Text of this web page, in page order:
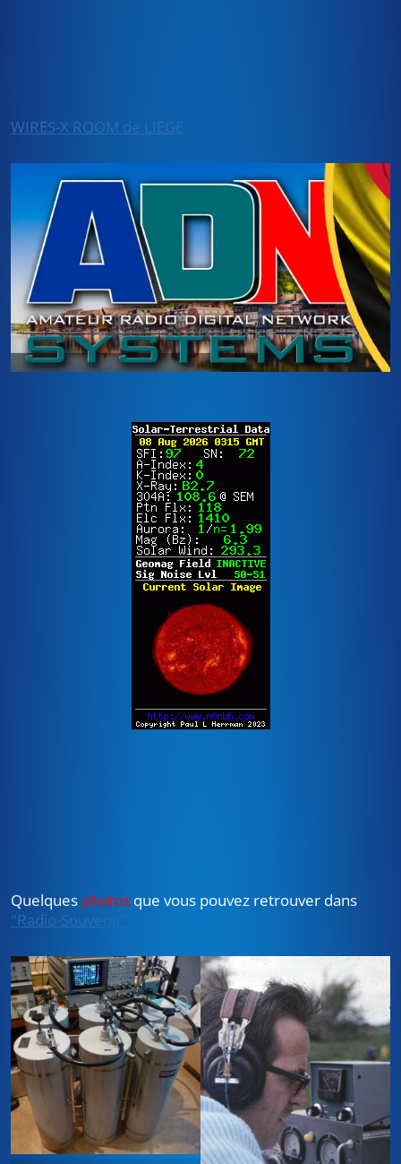
WIRES-X ROOM de LIEGE
Quelques photosque vous pouvez retrouver dans
"Radio-Souvenir"